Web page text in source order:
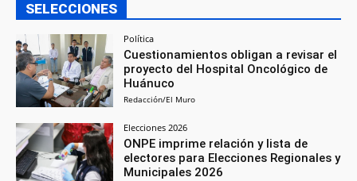
SELECCIONES
Política
Cuestionamientos obligan a revisar el
proyecto del Hospital Oncológico de
Huánuco
Redacción/El Muro
Elecciones 2026
ONPE imprime relación y lista de
electores para Elecciones Regionales y
Municipales 2026